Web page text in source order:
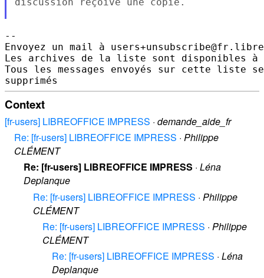
--
Envoyez un mail à
Les archives de la liste sont disponibles à
Tous les messages envoyés sur cette liste
Context
[fr-users] LIBREOFFICE IMPRESS · demande_aide_fr
Re: [fr-users] LIBREOFFICE IMPRESS · Philippe
CLÉMENT
Re: [fr-users] LIBREOFFICE IMPRESS · Léna
Deplanque
Re: [fr-users] LIBREOFFICE IMPRESS · Philippe
CLÉMENT
Re: [fr-users] LIBREOFFICE IMPRESS · Philippe
CLÉMENT
Re: [fr-users] LIBREOFFICE IMPRESS · Léna
Deplanque